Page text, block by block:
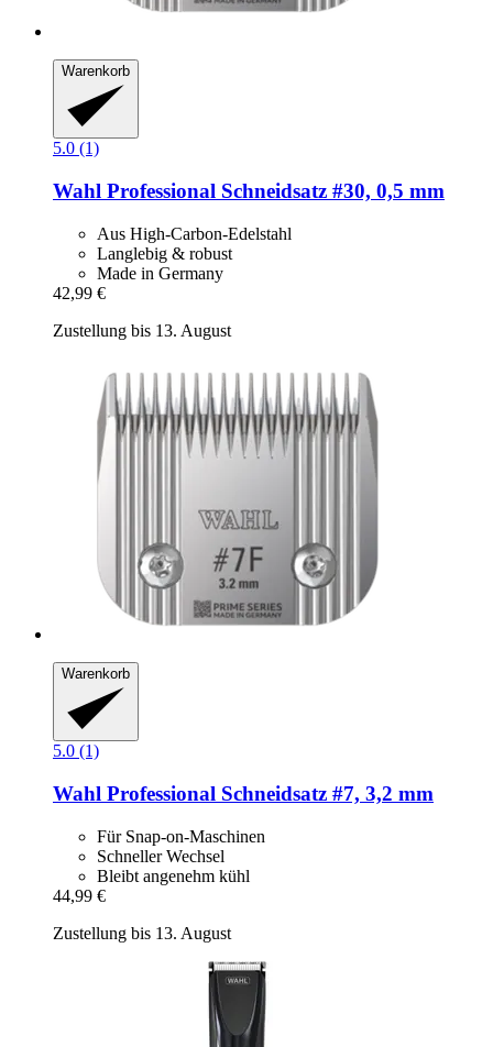
Warenkorb
5.0 (1)
Wahl Professional Schneidsatz #30, 0,5 mm
Aus High-Carbon-Edelstahl
Langlebig & robust
Made in Germany
42,99 €
Zustellung bis 13. August
Warenkorb
5.0 (1)
Wahl Professional Schneidsatz #7, 3,2 mm
Für Snap-on-Maschinen
Schneller Wechsel
Bleibt angenehm kühl
44,99 €
Zustellung bis 13. August